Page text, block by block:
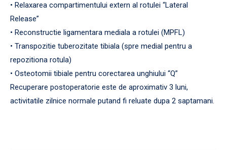
• Relaxarea compartimentului extern al rotulei “Lateral
Release”
• Reconstructie ligamentara mediala a rotulei (MPFL)
• Transpozitie tuberozitate tibiala (spre medial pentru a
repozitiona rotula)
• Osteotomii tibiale pentru corectarea unghiului “Q”
Recuperare postoperatorie este de aproximativ 3 luni,
activitatile zilnice normale putand fi reluate dupa 2 saptamani.